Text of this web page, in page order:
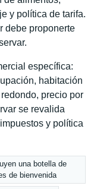
y política de tarifa.
debe proponerte
específica:
habitación
precio por
se revalida
y política
una botella de
de bienvenida